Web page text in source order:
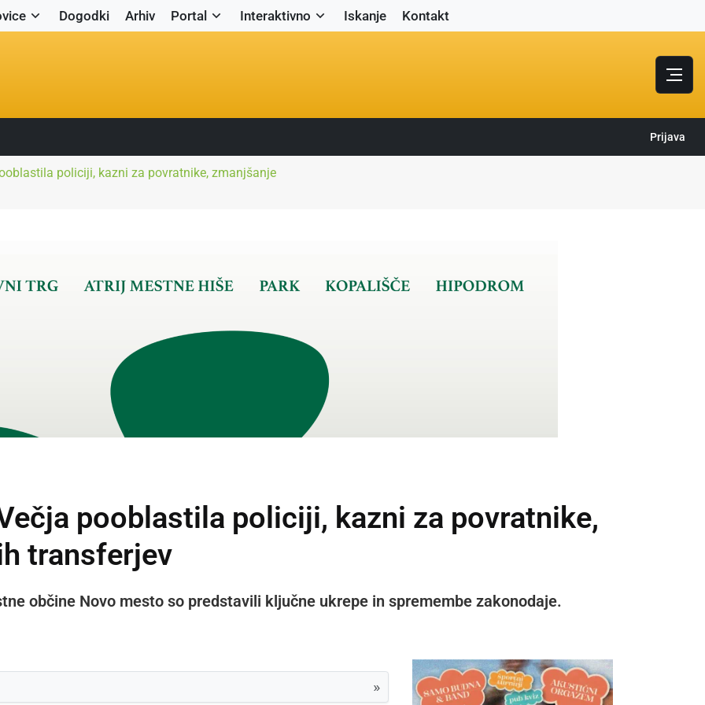
Dogodki Arhiv Portal Interaktivno Iskanje Kontakt
Prijava
policiji, kazni za povratnike, zmanjšanje
pooblastila policiji, kazni za povratnike,
transferjev
občine Novo mesto so predstavili ključne ukrepe in spremembe zakonodaje.
»